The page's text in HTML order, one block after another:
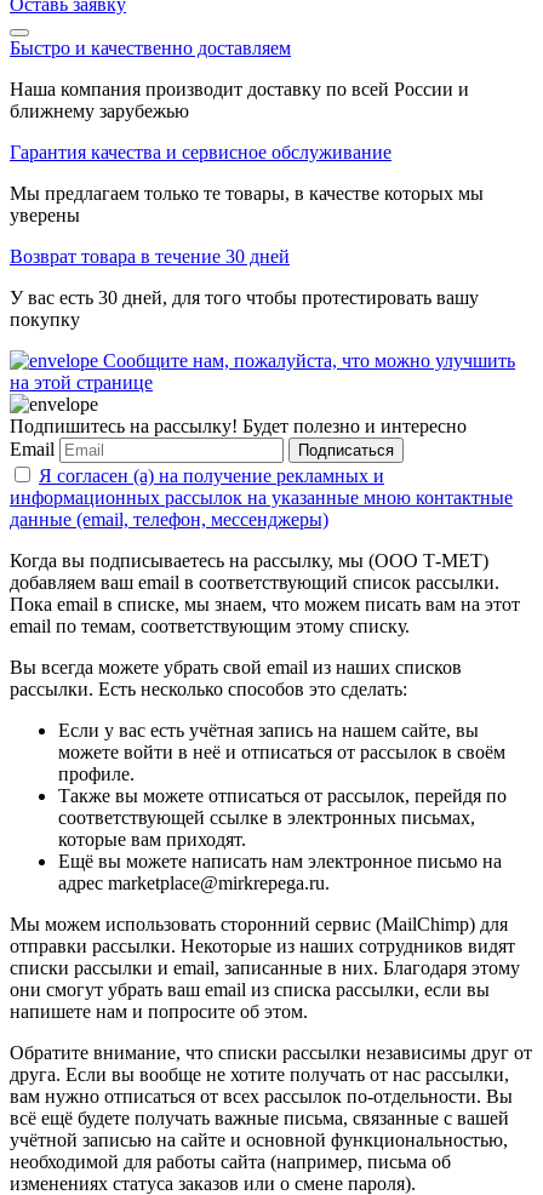
Быстро и качественно доставляем
Наша компания производит доставку по всей России и
ближнему зарубежью
Гарантия качества и сервисное обслуживание
Мы предлагаем только те товары, в качестве которых мы
уверены
Возврат товара в течение 30 дней
У вас есть 30 дней, для того чтобы протестировать вашу
покупку
Сообщите нам, пожалуйста, что можно улучшить
на этой странице
Подпишитесь на рассылку! Будет полезно и интересно
Email
Подписаться
Я согласен (а) на получение рекламных и
информационных рассылок на указанные мною контактные
данные (email, телефон, мессенджеры)
Когда вы подписываетесь на рассылку, мы (ООО Т-МЕТ)
добавляем ваш email в соответствующий список рассылки.
Пока email в списке, мы знаем, что можем писать вам на этот
email по темам, соответствующим этому списку.
Вы всегда можете убрать свой email из наших списков
рассылки. Есть несколько способов это сделать:
Если у вас есть учётная запись на нашем сайте, вы
можете войти в неё и отписаться от рассылок в своём
профиле.
Также вы можете отписаться от рассылок, перейдя по
соответствующей ссылке в электронных письмах,
которые вам приходят.
Ещё вы можете написать нам электронное письмо на
адрес marketplace@mirkrepega.ru.
Мы можем использовать сторонний сервис (MailChimp) для
отправки рассылки. Некоторые из наших сотрудников видят
списки рассылки и email, записанные в них. Благодаря этому
они смогут убрать ваш email из списка рассылки, если вы
напишете нам и попросите об этом.
Обратите внимание, что списки рассылки независимы друг от
друга. Если вы вообще не хотите получать от нас рассылки,
вам нужно отписаться от всех рассылок по-отдельности. Вы
всё ещё будете получать важные письма, связанные с вашей
учётной записью на сайте и основной функциональностью,
необходимой для работы сайта (например, письма об
изменениях статуса заказов или о смене пароля).